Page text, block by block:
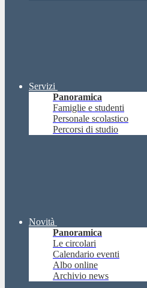
Servizi
Panoramica
Famiglie e studenti
Personale scolastico
Percorsi di studio
Novità
Panoramica
Le circolari
Calendario eventi
Albo online
Archivio news